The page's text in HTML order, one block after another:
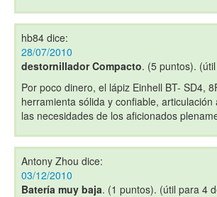
hb84 dice:
28/07/2010
destornillador Compacto. (5 puntos).
Por poco dinero, el lápiz Einhell BT- SD4,
herramienta sólida y confiable,
las necesidades de los aficionados
Antony Zhou dice:
03/12/2010
Batería muy baja. (1 puntos). (útil para 4